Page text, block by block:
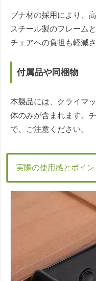
ブナ材の採用により、
スチール製のフレーム
チェアへの負担も軽減
付属品や同梱物
本製品には、クライマ
体のみが含まれます。
で、ご注意ください。
実際の使用感とポイ